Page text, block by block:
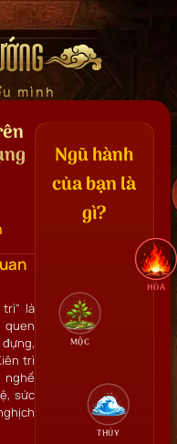
mình
trì" là
trì
nghề
sức
Ngũ hành
của bạn là
gì?
HỎA
THỦY
MỘC